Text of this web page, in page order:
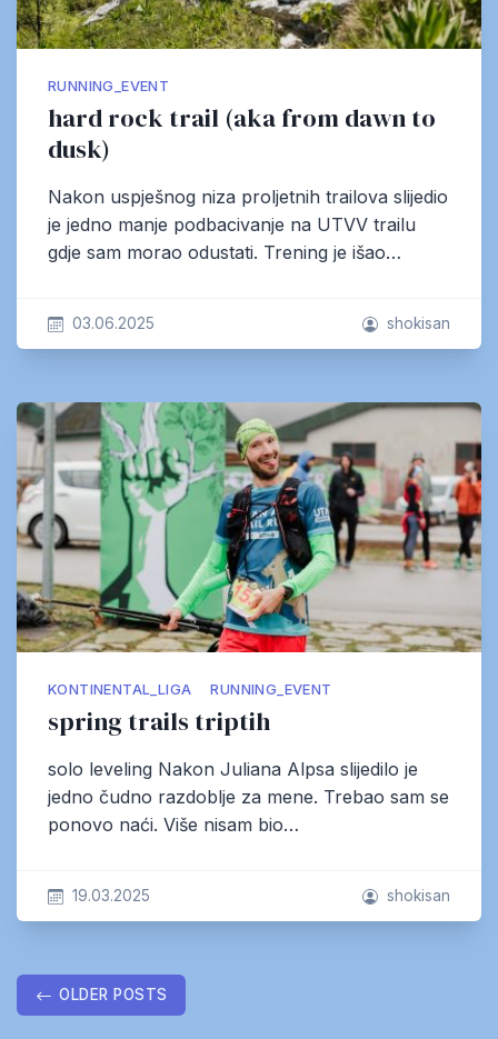
RUNNING_EVENT
hard rock trail (aka from dawn to
dusk)
Nakon uspješnog niza proljetnih trailova slijedio
je jedno manje podbacivanje na UTVV trailu
gdje sam morao odustati. Trening je išao…
03.06.2025 shokisan
KONTINENTAL_LIGA RUNNING_EVENT
spring trails triptih
solo leveling Nakon Juliana Alpsa slijedilo je
jedno čudno razdoblje za mene. Trebao sam se
ponovo naći. Više nisam bio…
19.03.2025 shokisan
PostsOLDER POSTS